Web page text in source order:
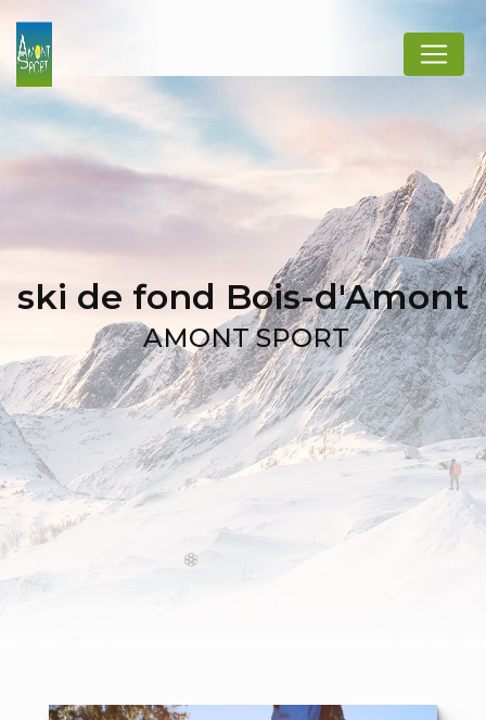
ski de fond Bois-d'Amont
AMONT SPORT